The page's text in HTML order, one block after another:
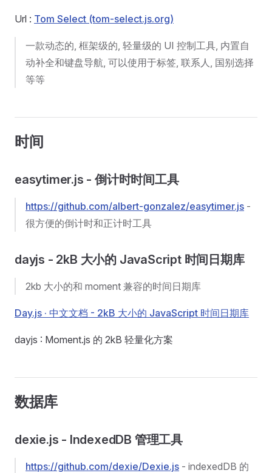
Url : Tom Select (tom-select.js.org)
一款动态的, 框架级的, 轻量级的 UI 控制工具, 内置自
动补全和键盘导航, 可以使用于标签, 联系人, 国别选择
等等
时间
easytimer.js - 倒计时时间工具
https://github.com/albert-gonzalez/easytimer.js -
很方便的倒计时和正计时工具
dayjs - 2kB 大小的 JavaScript 时间日期库
2kb 大小的和 moment 兼容的时间日期库
Day.js · 中文文档 - 2kB 大小的 JavaScript 时间日期库
dayjs : Moment.js 的 2kB 轻量化方案
数据库
dexie.js - IndexedDB 管理工具
https://github.com/dexie/Dexie.js - indexedDB 的